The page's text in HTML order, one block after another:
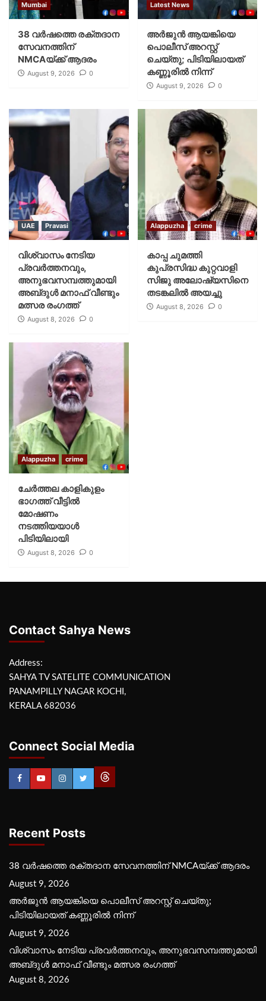
Mumbai
38 വർഷത്തെ രക്തദാന
സേവനത്തിന്
NMCAയ്ക്ക് ആദരം
August 9, 2026 0
Latest News
അർജുൻ ആയങ്കിയെ
പൊലീസ് അറസ്റ്റ്
ചെയ്‌തു; പിടിയിലായത്
കണ്ണൂരിൽ നിന്ന്
August 9, 2026 0
UAE Pravasi
വിശ്വാസം നേടിയ
പ്രവർത്തനവും,
അനുഭവസമ്പത്തുമായി
അബ്‌ദുൾ മനാഫ് വീണ്ടും
മത്സര രംഗത്ത്
August 8, 2026 0
Alappuzha crime
കാപ്പ ചുമത്തി
കുപ്രസിദ്ധ കുറ്റവാളി
സിജു അലോഷ്യസിനെ
തടങ്കലിൽ അയച്ചു
August 8, 2026 0
Alappuzha crime
ചേർത്തല കാളികുളം
ഭാഗത്ത് വീട്ടിൽ
മോഷണം
നടത്തിയയാൾ
പിടിയിലായി
August 8, 2026 0
Contact Sahya News
Address:
SAHYA TV SATELITE COMMUNICATION
PANAMPILLY NAGAR KOCHI,
KERALA 682036
Connect Social Media
Recent Posts
38 വർഷത്തെ രക്തദാന സേവനത്തിന് NMCAയ്ക്ക് ആദരം
August 9, 2026
അർജുൻ ആയങ്കിയെ പൊലീസ് അറസ്റ്റ് ചെയ്‌തു;
പിടിയിലായത് കണ്ണൂരിൽ നിന്ന്
August 9, 2026
വിശ്വാസം നേടിയ പ്രവർത്തനവും, അനുഭവസമ്പത്തുമായി
അബ്‌ദുൾ മനാഫ് വീണ്ടും മത്സര രംഗത്ത്
August 8, 2026